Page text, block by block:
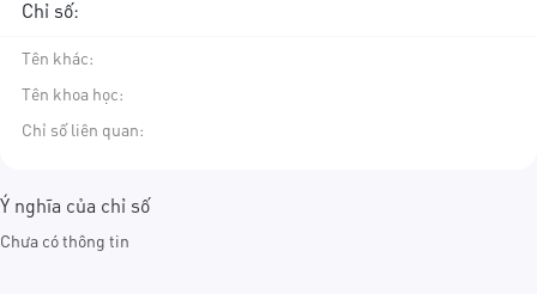
Chỉ số:
Tên khác:
Tên khoa học:
Chỉ số liên quan:
Ý nghĩa của chỉ số
Chưa có thông tin